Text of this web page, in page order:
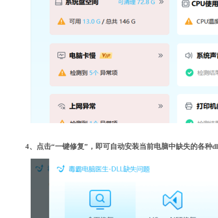
4、点击“一键修复”，即可自动安装当前电脑中缺失的各种